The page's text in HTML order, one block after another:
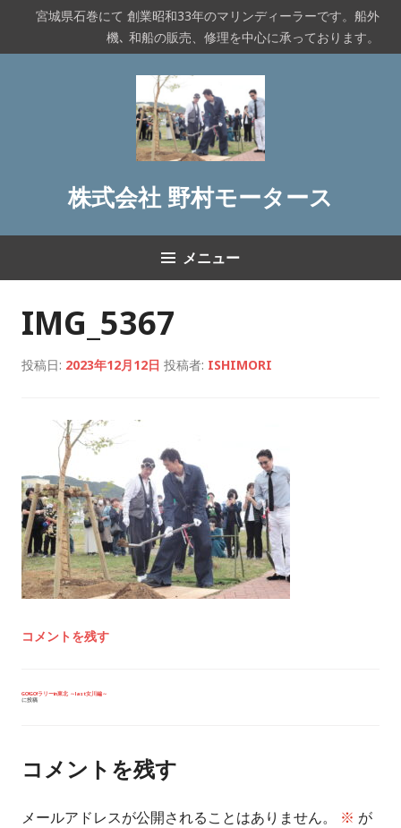
テ
宮城県石巻にて 創業昭和33年のマリンディーラーです。船外
機､ 和船の販売、修理を中心に承っております。
株式会社 野村モータース
メニュー
IMG_5367
投稿日: 2023年12月12日 投稿者: ISHIMORI
コメントを残す
投
シ
ョ
GO!GO!ラリーin東北 ～last女川編～
に投稿
コメントを残す
メールアドレスが公開されることはありません。 ※ が